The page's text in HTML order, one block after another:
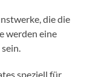
die die
werden eine
speziell für